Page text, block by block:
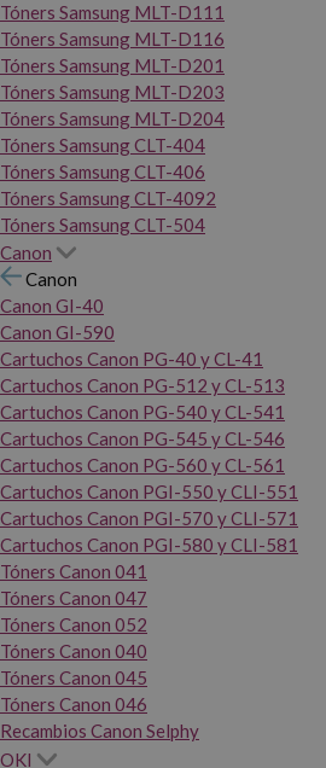
Tóners Samsung MLT-D111
Tóners Samsung MLT-D116
Tóners Samsung MLT-D201
Tóners Samsung MLT-D203
Tóners Samsung MLT-D204
Tóners Samsung CLT-404
Tóners Samsung CLT-406
Tóners Samsung CLT-4092
Tóners Samsung CLT-504
Canon
Canon
Canon GI-40
Canon GI-590
Cartuchos Canon PG-40 y CL-41
Cartuchos Canon PG-512 y CL-513
Cartuchos Canon PG-540 y CL-541
Cartuchos Canon PG-545 y CL-546
Cartuchos Canon PG-560 y CL-561
Cartuchos Canon PGI-550 y CLI-551
Cartuchos Canon PGI-570 y CLI-571
Cartuchos Canon PGI-580 y CLI-581
Tóners Canon 041
Tóners Canon 047
Tóners Canon 052
Tóners Canon 040
Tóners Canon 045
Tóners Canon 046
Recambios Canon Selphy
OKI